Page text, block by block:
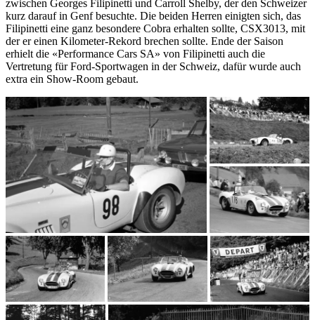
zwischen Georges Filipinetti und Carroll Shelby, der den Schweizer
kurz darauf in Genf besuchte. Die beiden Herren einigten sich, das
Filipinetti eine ganz besondere Cobra erhalten sollte, CSX3013, mit
der er einen Kilometer-Rekord brechen sollte. Ende der Saison
erhielt die «Performance Cars SA» von Filipinetti auch die
Vertretung für Ford-Sportwagen in der Schweiz, dafür wurde auch
extra ein Show-Room gebaut.